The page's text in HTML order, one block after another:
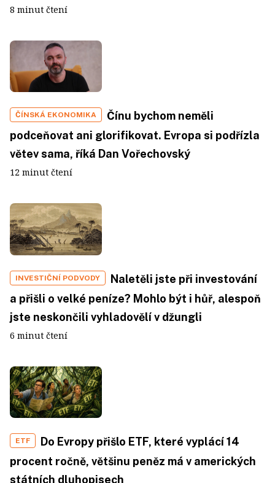
8 minut čtení
ČÍNSKÁ EKONOMIKA
Čínu bychom neměli
podceňovat ani glorifikovat. Evropa si podřízla
větev sama, říká Dan Vořechovský
12 minut čtení
INVESTIČNÍ PODVODY
Naletěli jste při investování
a přišli o velké peníze? Mohlo být i hůř, alespoň
jste neskončili vyhladovělí v džungli
6 minut čtení
ETF
Do Evropy přišlo ETF, které vyplácí 14
procent ročně, většinu peněz má v amerických
státních dluhopisech